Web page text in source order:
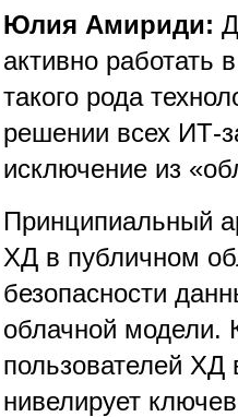
Юлия Амириди:
активно работать
такого рода
решении всех ИТ-
исключение из
Принципиальный
ХД в публичном
безопасности
облачной модели.
пользователей ХД
нивелирует